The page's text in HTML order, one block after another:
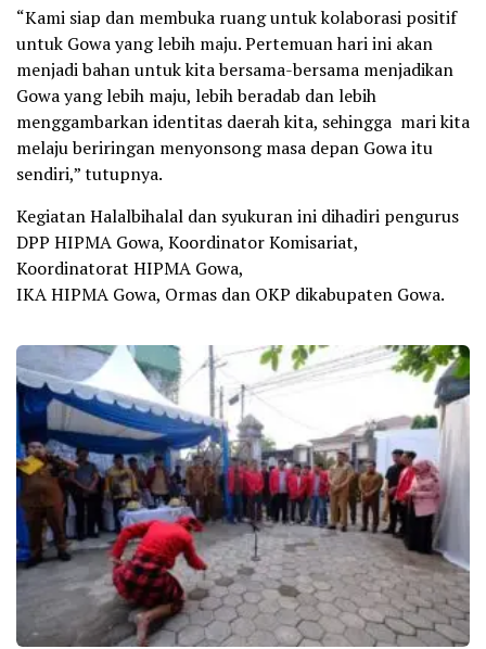
“Kami siap dan membuka ruang untuk kolaborasi positif
untuk Gowa yang lebih maju. Pertemuan hari ini akan
menjadi bahan untuk kita bersama-bersama menjadikan
Gowa yang lebih maju, lebih beradab dan lebih
menggambarkan identitas daerah kita, sehingga mari kita
melaju beriringan menyonsong masa depan Gowa itu
sendiri,” tutupnya.
Kegiatan Halalbihalal dan syukuran ini dihadiri pengurus
DPP HIPMA Gowa, Koordinator Komisariat,
Koordinatorat HIPMA Gowa,
IKA HIPMA Gowa, Ormas dan OKP dikabupaten Gowa.